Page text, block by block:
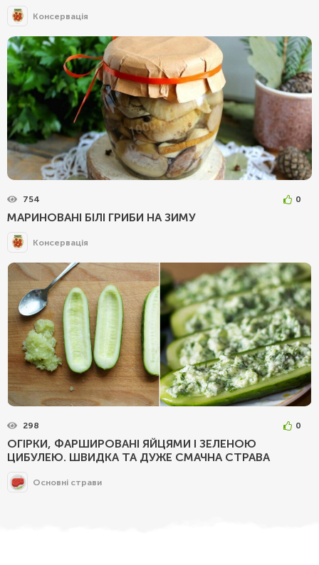
Консервація
754 0
МАРИНОВАНІ БІЛІ ГРИБИ НА ЗИМУ
Консервація
298 0
ОГІРКИ, ФАРШИРОВАНІ ЯЙЦЯМИ І ЗЕЛЕНОЮ
ЦИБУЛЕЮ. ШВИДКА ТА ДУЖЕ СМАЧНА СТРАВА
Основні страви